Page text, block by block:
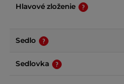
Hlavové zloženie
Sedlo
Sedlovka